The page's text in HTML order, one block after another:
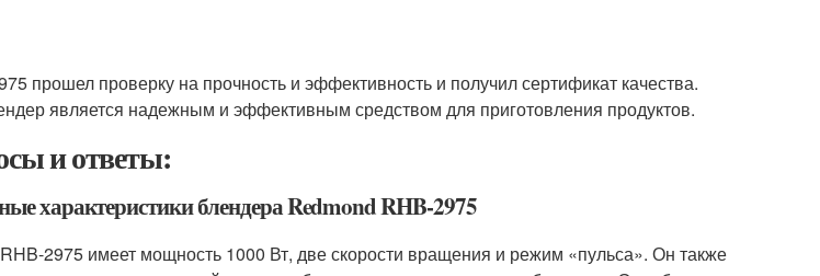
прошел проверку на прочность и эффективность и получил сертификат качества.
является надежным и эффективным средством для приготовления продуктов.
и ответы:
характеристики блендера Redmond RHB-2975
2975 имеет мощность 1000 Вт, две скорости вращения и режим «пульса». Он также